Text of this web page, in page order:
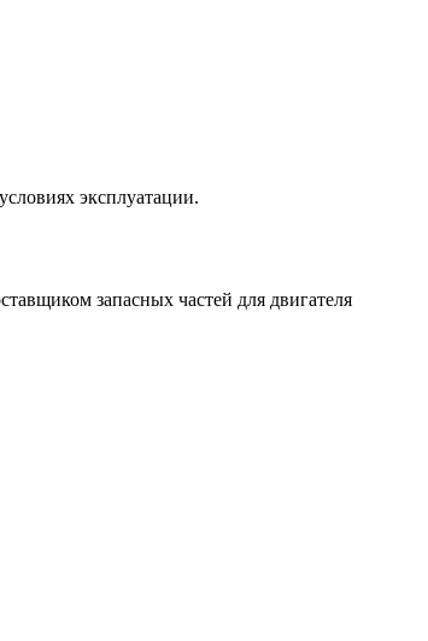
эксплуатации.
запасных частей для двигателя